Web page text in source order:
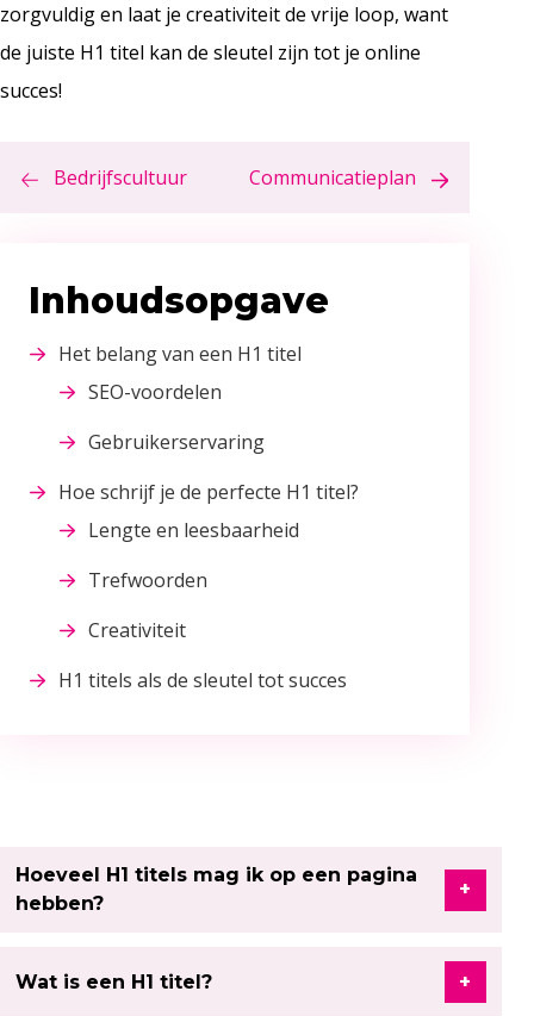
Inhoudsopgave
Het belang van een H1 titel
SEO-voordelen
Gebruikerservaring
Hoe schrijf je de perfecte H1 titel?
Lengte en leesbaarheid
Trefwoorden
Creativiteit
H1 titels als de sleutel tot succes
zorgvuldig en laat je creativiteit de vrije loop, want
de juiste H1 titel kan de sleutel zijn tot je online
succes!
Bedrijfscultuur Communicatieplan
Hoeveel H1 titels mag ik op een pagina
hebben?
Wat is een H1 titel?